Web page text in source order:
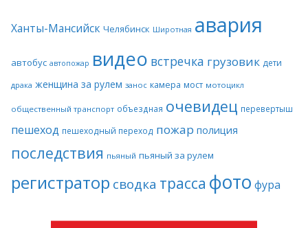
Ханты-Мансийск Челябинск Широтная авария
автобус автопожар видео встречка грузовик дети
драка женщина за рулем занос камера мост мотоцикл
общественный транспорт объездная очевидец перевертыш
пешеход пешеходный переход пожар полиция
последствия пьяный пьяный за рулем
регистратор сводка трасса фото фура